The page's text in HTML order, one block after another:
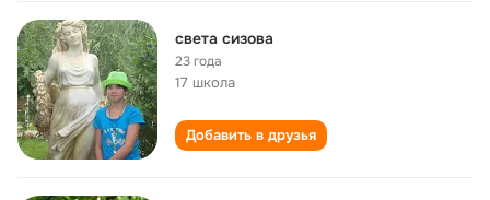
света сизова
23 года
17 школа
Добавить в друзья